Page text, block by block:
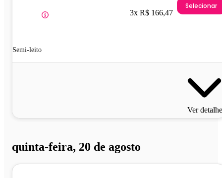
Semi-leito
3x R$ 166,47
Selecionar
Ver
quinta-feira, 20 de agosto